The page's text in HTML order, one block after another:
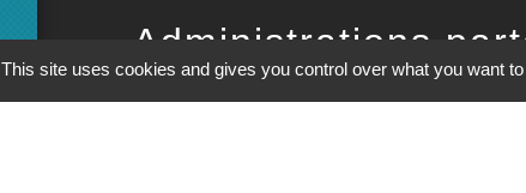
Administrations
This site uses cookies and gives you control over what you want